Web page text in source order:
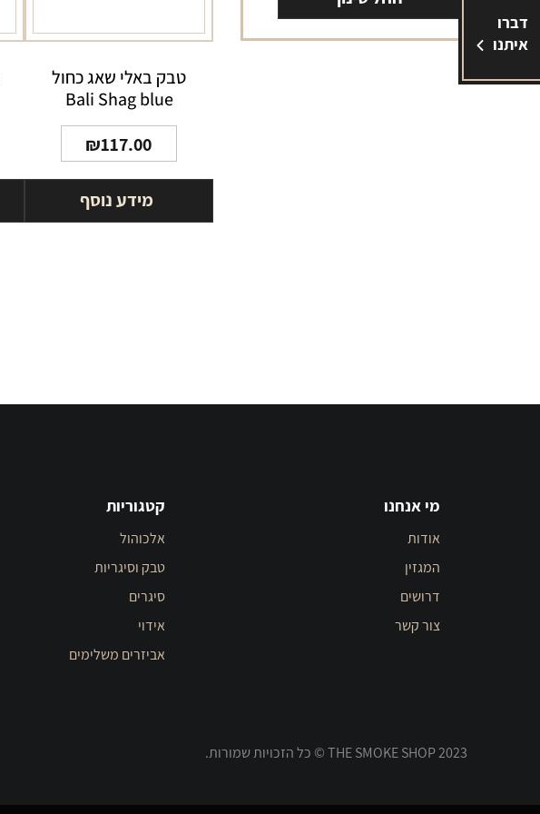
דברו
איתנו
טבק באלי שאג כחול
Bali Shag blue
₪117.00
מידע נוסף
מי אנחנו
אודות
המגזין
דרושים
צור קשר
קטגוריות
אלכוהול
טבק וסיגריות
סיגרים
אידוי
אביזרים משלימים
THE SMOKE SHOP 2023 © כל הזכויות שמורות.